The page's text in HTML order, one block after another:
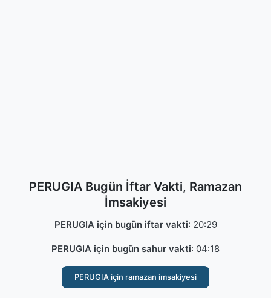
PERUGIA Bugün İftar Vakti, Ramazan
İmsakiyesi
PERUGIA için bugün iftar vakti: 20:29
PERUGIA için bugün sahur vakti: 04:18
PERUGIA için ramazan imsakiyesi